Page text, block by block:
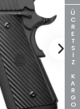
ÜCRETSIZ KARGO